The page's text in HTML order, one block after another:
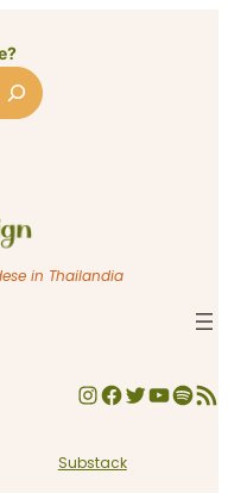
in Thailandia
InstagramFacebook Twitter YouTube Spotify Feed RSS
Substack